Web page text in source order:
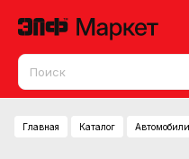
Главная Каталог Автомобили